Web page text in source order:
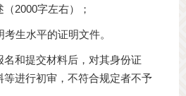
2000字左右）；
生水平的证明文件。
名和提交材料后，对其身份证
进行初审，不符合规定者不予